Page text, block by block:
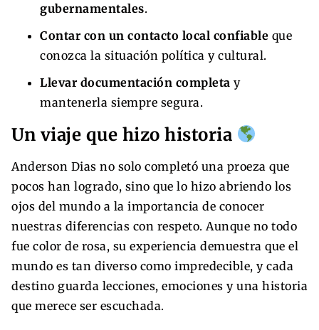
gubernamentales.
Contar con un contacto local confiable que
conozca la situación política y cultural.
Llevar documentación completa y
mantenerla siempre segura.
Un viaje que hizo historia
Anderson Dias no solo completó una proeza que
pocos han logrado, sino que lo hizo abriendo los
ojos del mundo a la importancia de conocer
nuestras diferencias con respeto. Aunque no todo
fue color de rosa, su experiencia demuestra que el
mundo es tan diverso como impredecible, y cada
destino guarda lecciones, emociones y una historia
que merece ser escuchada.